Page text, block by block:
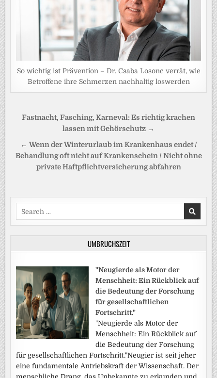
So wichtig ist Prävention – Dr. Csaba Losonc verrät, wie
Betroffene ihre Schmerzen nachhaltig loswerden
Beitragsnavigation
Fastnacht, Fasching, Karneval: Es richtig krachen
lassen mit Gehörschutz →
← Wenn der Winterurlaub im Krankenhaus endet /
Behandlung oft nicht auf Krankenschein / Nicht ohne
private Haftpflichtversicherung abfahren
Search
for:
UMBRUCHSZEIT
"Neugierde als Motor der
Menschheit: Ein Rückblick auf
die Bedeutung der Forschung
für gesellschaftlichen
Fortschritt."
"Neugierde als Motor der
Menschheit: Ein Rückblick auf
die Bedeutung der Forschung
für gesellschaftlichen Fortschritt."Neugier ist seit jeher
eine fundamentale Antriebskraft der Wissenschaft. Der